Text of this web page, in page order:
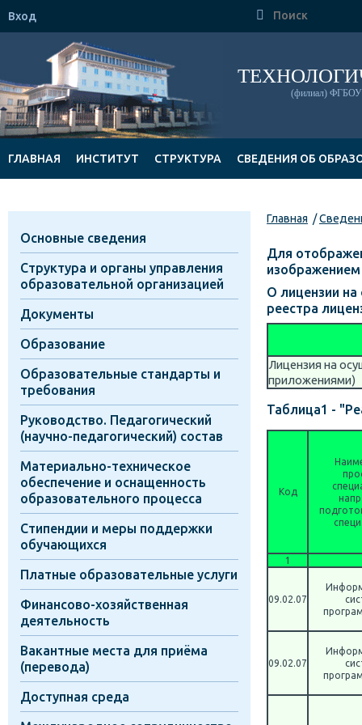
Вход 
(филиал) ФГБОУ
ГЛАВНАЯ ИНСТИТУТ СТРУКТУРА СВЕДЕНИЯ ОБ
Главная
Для
изображением
О лицензии на
реестра
Лицензия на
приложениями)
Таблица1 -
Код
1
09.02.07
09.02.07
Основные сведения
Структура и органы управления
образовательной организацией
Документы
Образование
Образовательные стандарты и
требования
Руководство. Педагогический
(научно-педагогический) состав
Материально-техническое
обеспечение и оснащенность
образовательного процесса
Стипендии и меры поддержки
обучающихся
Платные образовательные услуги
Финансово-хозяйственная
деятельность
Вакантные места для приёма
(перевода)
Доступная среда